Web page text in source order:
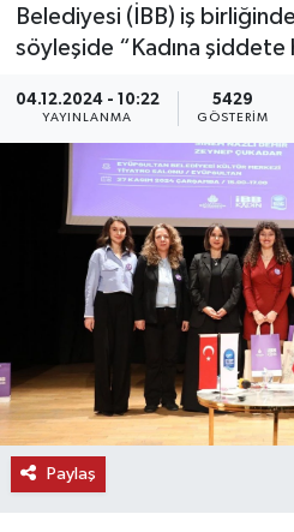
Belediyesi (İBB) iş
söyleşide “Kadına şiddete
04.12.2024 - 10:22
YAYINLANMA
5429
GÖSTERIM
Paylaş
GÜNDEM
MAGAZİN
ÖZEL HABER
SAĞLIK
SPOR
TEKNOLOJİ